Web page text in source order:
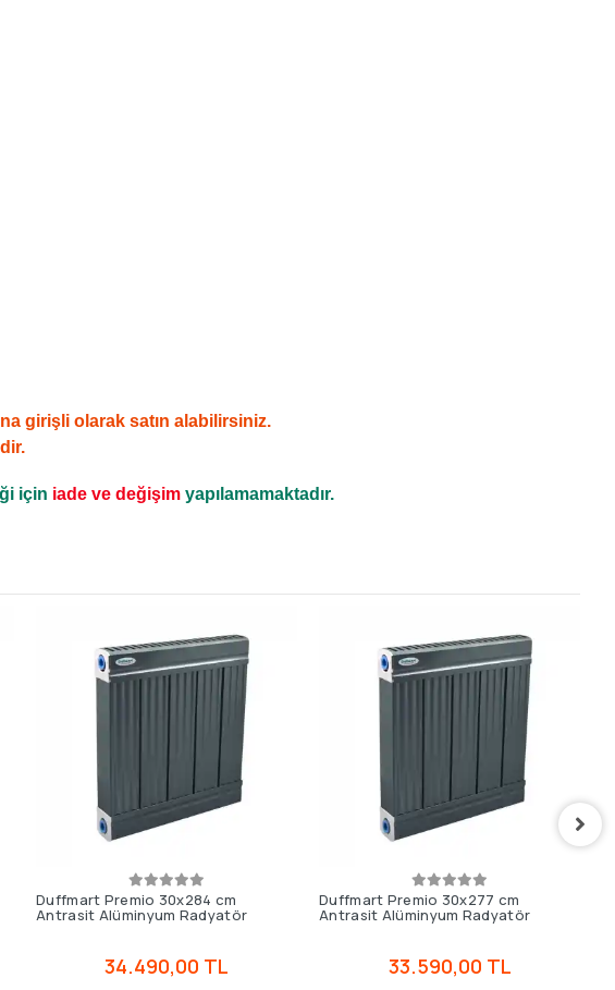
girişli olarak satın alabilirsiniz.
için iade ve değişim yapılamamaktadır.
Duffmart Premio 30x284 cm
Antrasit Alüminyum Radyatör
34.490,00 TL
Duffmart Premio 30x277 cm
Antrasit Alüminyum Radyatör
33.590,00 TL